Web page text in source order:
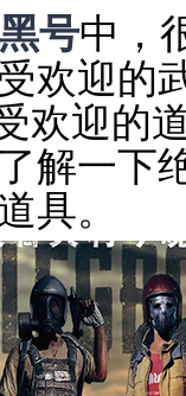
号中，
欢迎的
欢迎的
解一下
具。